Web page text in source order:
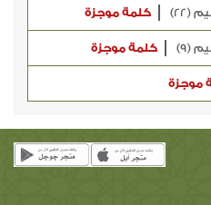
(22) كلمة موجزة
(9) كلمة موجزة
موجزة